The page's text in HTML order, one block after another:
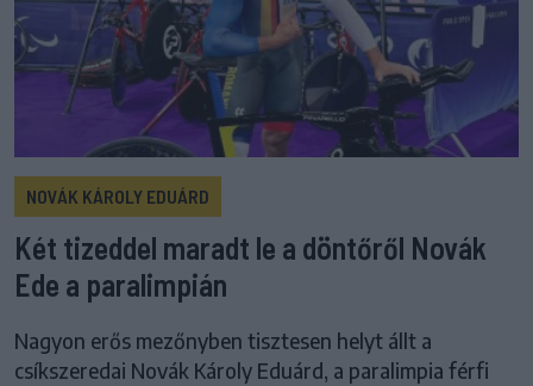
NOVÁK KÁROLY EDUÁRD
Két tizeddel maradt le a döntőről Novák
Ede a paralimpián
Nagyon erős mezőnyben tisztesen helyt állt a
csíkszeredai Novák Károly Eduárd, a paralimpia férfi